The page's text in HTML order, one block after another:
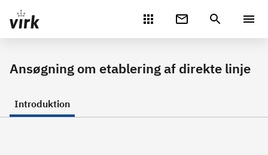
Gå direkte til indhold
Ansøgning om etablering af direkte linje
Introduktion